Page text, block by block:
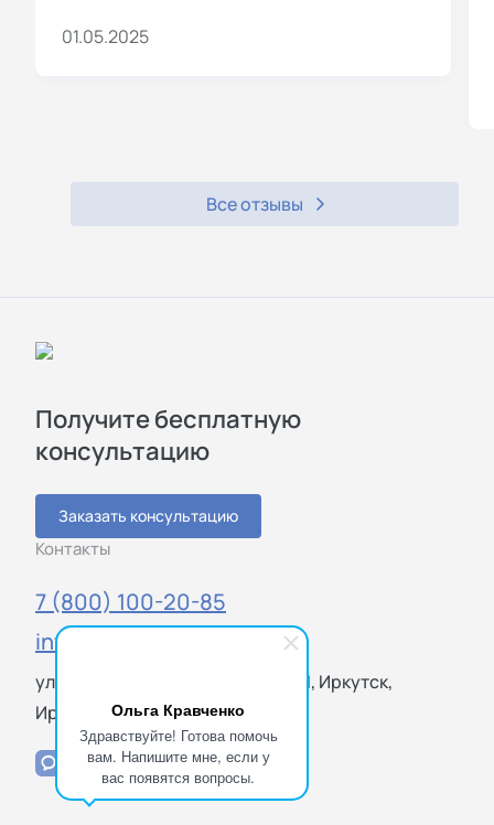
Ольга Кравченко
Здравствуйте! Готова помочь
вам. Напишите мне, если у
вас появятся вопросы.
01.05.2025
Все отзывы
Получите бесплатную
консультацию
Заказать консультацию
Контакты
7 (800) 100-20-85
info@sigmatest.ru
ул. Юбилейный микрорайон, 19/1, Иркутск,
Иркутская обл., 664056